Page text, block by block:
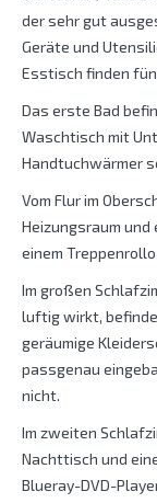
der sehr gut
Geräte und
Esstisch finden
Das erste Bad
Waschtisch mit
Handtuchwärmer
Vom Flur im
Heizungsraum
einem
Im großen
luftig wirkt,
geräumige
passgenau
nicht.
Im zweiten
Nachttisch und
Blueray-DVD-